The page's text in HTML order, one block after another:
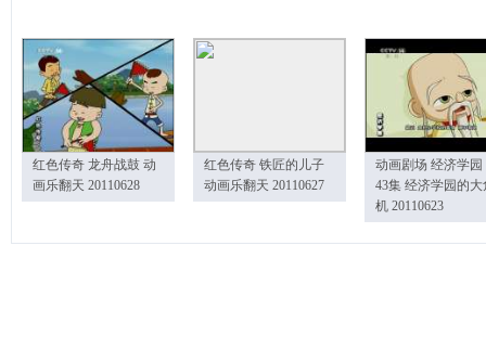
红色传奇 龙舟战鼓 动
画乐翻天 20110628
红色传奇 铁匠的儿子
动画乐翻天 20110627
动画剧场 经济学园
43集 经济学园的大
机 20110623